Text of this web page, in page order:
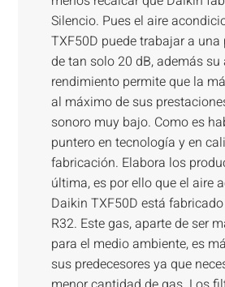
Silencio. Pues el aire
TXF50D puede trabajar a
de tan solo 20 dB, además su
rendimiento permite que la
al máximo de sus
sonoro muy bajo. Como es
puntero en tecnología y en
fabricación. Elabora los
última, es por ello que el aire
Daikin TXF50D está
R32. Este gas, aparte de ser
para el medio ambiente, es
sus predecesores ya que